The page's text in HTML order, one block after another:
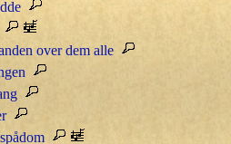
over dem alle